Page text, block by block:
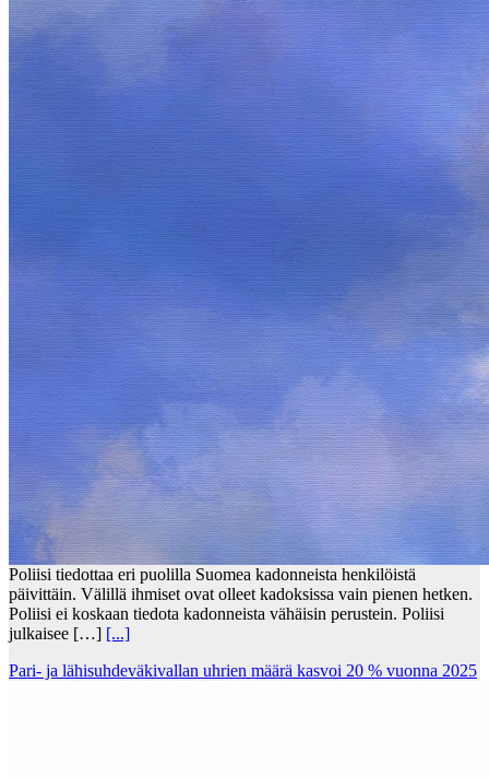
Poliisi tiedottaa eri puolilla Suomea kadonneista henkilöistä
päivittäin. Välillä ihmiset ovat olleet kadoksissa vain pienen hetken.
Poliisi ei koskaan tiedota kadonneista vähäisin perustein. Poliisi
julkaisee […] [...]
Pari- ja lähisuhdeväkivallan uhrien määrä kasvoi 20 % vuonna 2025